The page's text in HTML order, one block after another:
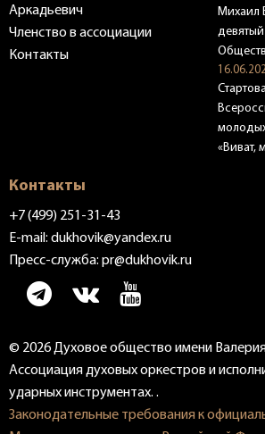
Аркадьевич
Членство в ассоциации
Контакты
Михаил
девятый
«Виват,
Контакты
+7 (499) 251-31-43
E-mail: dukhovik@yandex.ru
Пресс-служба: pr@dukhovik.ru
© 2026 Духовое общество имени
Ассоциация духовых оркестров и
ударных инструментах. .
Законодательные требования к